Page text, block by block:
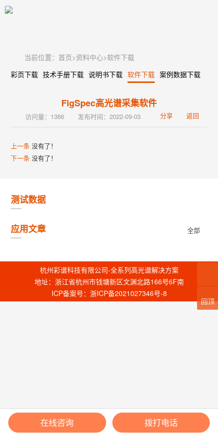
当前位置： 首页>资料中心>软件下载
彩页下载 技术手册下载 说明书下载 软件下载 案例数据下载
FigSpec高光谱采集软件
访问量：1366 发布时间：2022-09-03 分享 返回
上一条 没有了！
下一条 没有了！
测试数据
应用文章 全部
杭州彩谱科技有限公司-全系列高光谱解决方案
地址：浙江省杭州市钱塘新区文渊北路166号6F南
ICP备案号： 浙ICP备2021027346号-8
回顶
在线咨询 拨打电话